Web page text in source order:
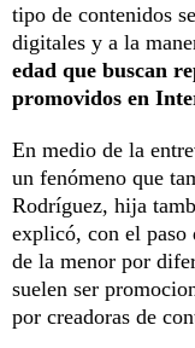
tipo de contenidos
digitales y a la
edad que buscan
promovidos en
En medio de la
un fenómeno que
Rodríguez, hija
explicó, con el paso
de la menor por
suelen ser
por creadoras de